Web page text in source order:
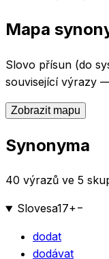
Mapa
Slovo přísun (do
související výrazy
Zobrazit mapu
Synonyma
40 výrazů ve 5
Slovesa17+−
dodat
dodávat